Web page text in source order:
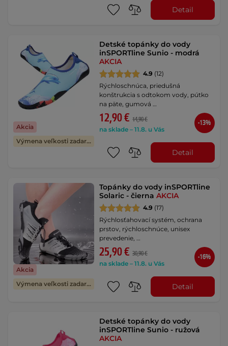
Detail
Akcia
Výmena veľkosti zadarmo
Detské topánky do vody
inSPORTline Sunio - modrá
AKCIA
4.9 (12)
Rýchloschnúca, priedušná
konštrukcia s odtokom vody, pútko
na päte, gumová …
12,90 € 14,90 €
na sklade – 11.8. u Vás
-13%
Detail
Akcia
Výmena veľkosti zadarmo
Topánky do vody inSPORTline
Solaric - čiernaAKCIA
4.9 (17)
Rýchlosťahovací systém, ochrana
prstov, rýchloschnúce, unisex
prevedenie, …
25,90 € 30,90 €
na sklade – 11.8. u Vás
-16%
Detail
Detské topánky do vody
inSPORTline Sunio - ružová
AKCIA